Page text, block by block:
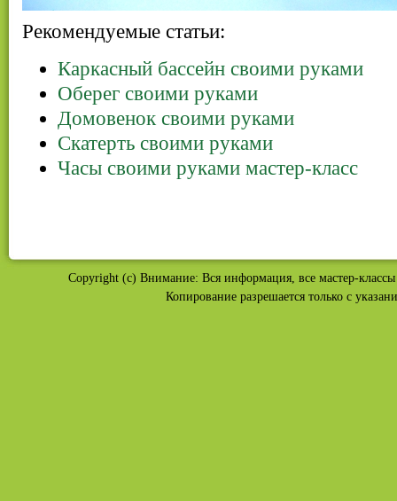
Рекомендуемые статьи:
Каркасный бассейн своими руками
Оберег своими руками
Домовенок своими руками
Скатерть своими руками
Часы своими руками мастер-класс
Copyright (c) Внимание: Вся информация, все мастер-
Копирование разрешается только с